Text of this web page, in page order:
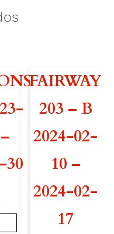
30
FAIRWAY
203 – B
2024-02-
10 –
2024-02-
17